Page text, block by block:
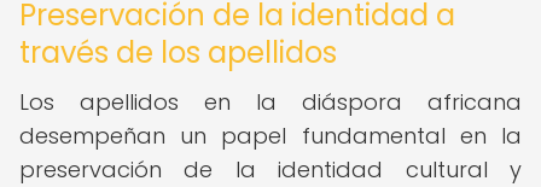
Preservación de la identidad a
través de los apellidos
Los apellidos en la diáspora africana
desempeñan un papel fundamental en la
preservación de la identidad cultural y